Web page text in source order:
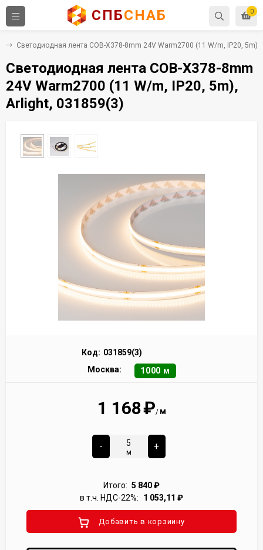
0
СПБСНАБ
Светодиодная лента COB-X378-8mm 24V Warm2700 (11 W/m, IP20, 5m),
Светодиодная лента COB-X378-8mm
24V Warm2700 (11 W/m, IP20, 5m),
Arlight, 031859(3)
Код: 031859(3)
Москва:
1000 м
1 168₽/ м
-
м
+
Итого: 5 840₽
в т.ч. НДС-22%:
1 053,11 ₽
Добавить в корзиину